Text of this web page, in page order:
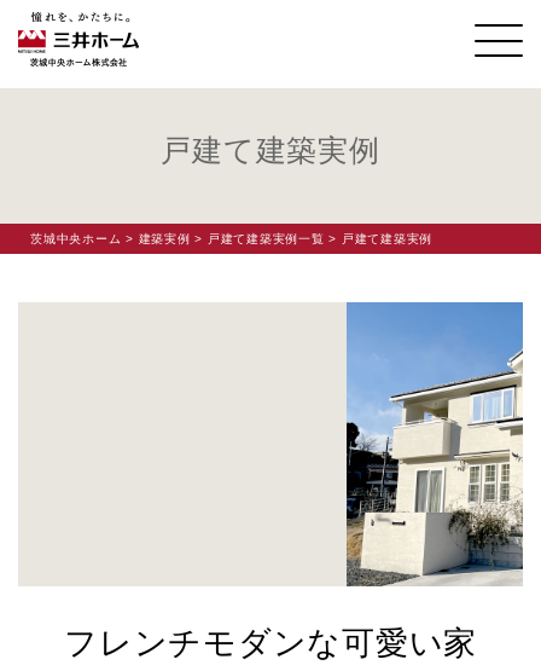
戸建て建築実例
茨城中央ホーム > 建築実例 > 戸建て建築実例一覧 > 戸建て建築実例
フレンチモダンな可愛い家